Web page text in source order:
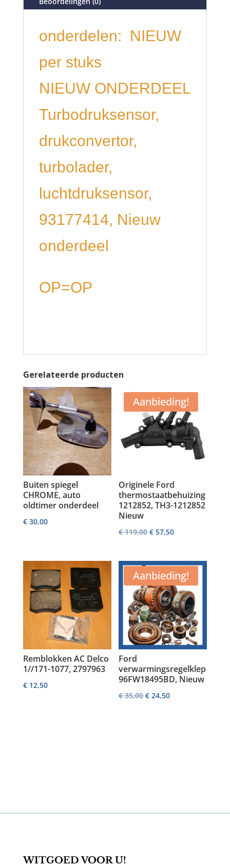
onderdelen: NIEUW
per stuks
NIEUW ONDERDEEL
Turbodruksensor,
drukconvertor,
turbolader,
luchtdruksensor,
93177414, Nieuw
onderdeel
OP=OP
Gerelateerde producten
Buiten spiegel
CHROME, auto
oldtimer onderdeel
€30,00
Aanbieding!
Originele Ford
thermostaatbehuizing
1212852, TH3-1212852
Nieuw
€119,00 Oorspronkelijke
was:
€ 119,00.
€ 57,50Huidige
is:
€ 57,50.
Remblokken AC Delco
1//171-1077, 2797963
€12,50
Aanbieding!
Ford
verwarmingsregelklep
96FW18495BD, Nieuw
€35,00 Oorspronkelijke
€ 24,50Huidige
WITGOED VOOR U!